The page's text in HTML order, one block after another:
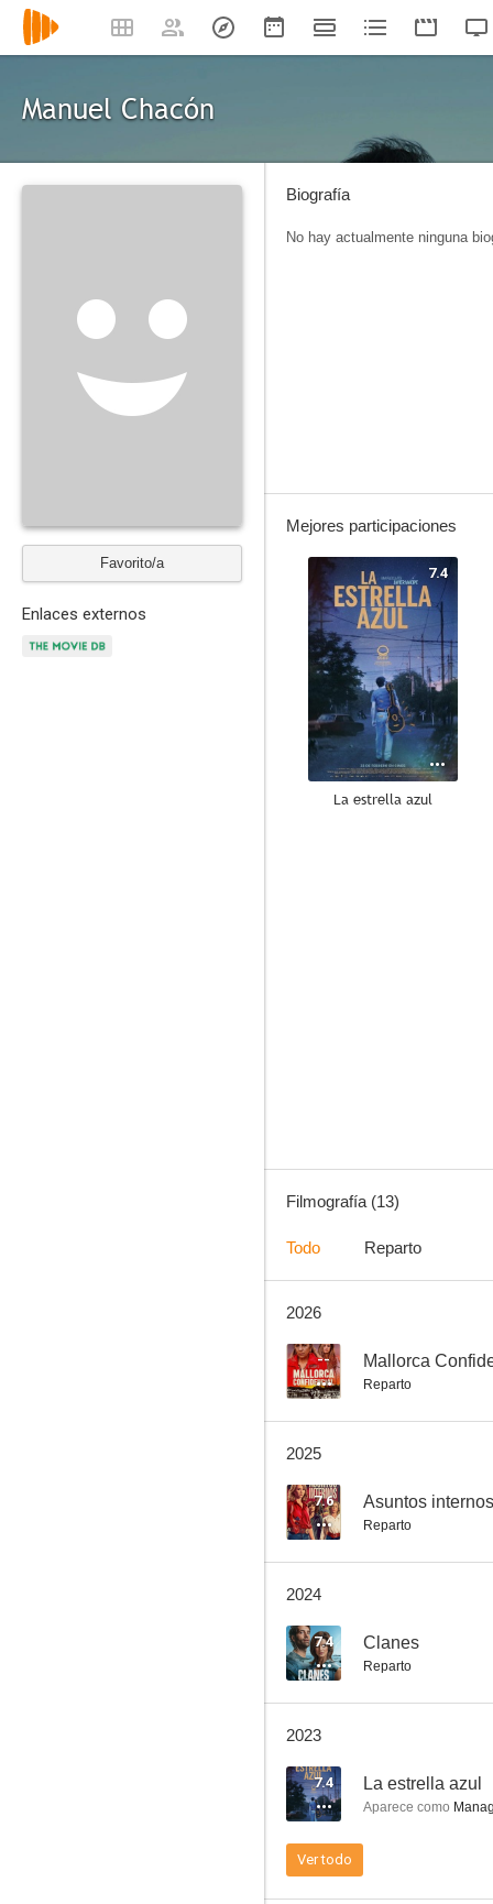
Manuel Chacón
Favorito/a
Enlaces externos
Biografía
No hay actualmente ninguna
Mejores participaciones
7.4
La estrella azul
Mallorca Confidencial
--
Filmografía (13)
Todo Reparto
2026
-- Mallorca
Reparto
2025
7.6 Asuntos internos
Reparto
2024
7.4 Clanes
Reparto
2023
7.4 La estrella azul
Aparece como
Ver todo